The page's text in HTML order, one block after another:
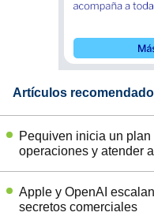
Artículos
Pequiven inicia un
operaciones y atender
Apple y OpenAI
secretos comerciales